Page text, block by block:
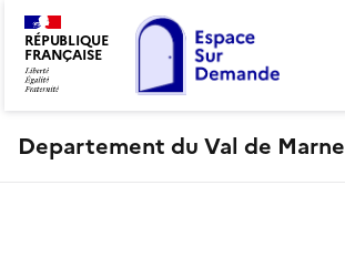
RÉPUBLIQUE
FRANÇAISE
Departement du Val de Marne